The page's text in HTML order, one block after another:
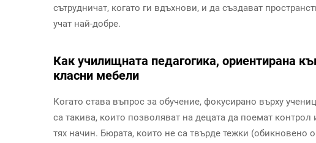
сътрудничат, когато ги вдъхнови, и да създават
учат най-добре.
Как училищната педагогика, ориентирана
класни мебели
Когато става въпрос за обучение, фокусирано върху
са такива, които позволяват на децата да поемат
тях начин. Бюрата, които не са твърде тежки (обикновено